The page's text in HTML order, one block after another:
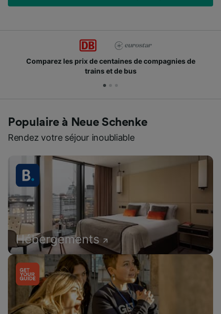
Comparez les prix de centaines de compagnies de
trains et de bus
Populaire à Neue Schenke
Rendez votre séjour inoubliable
Hébergements